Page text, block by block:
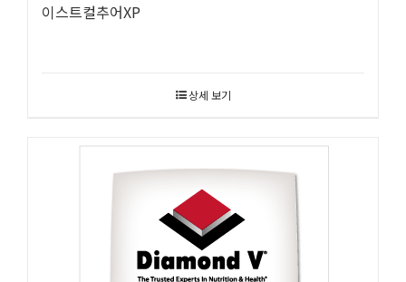
이스트컬추어XP
상세 보기